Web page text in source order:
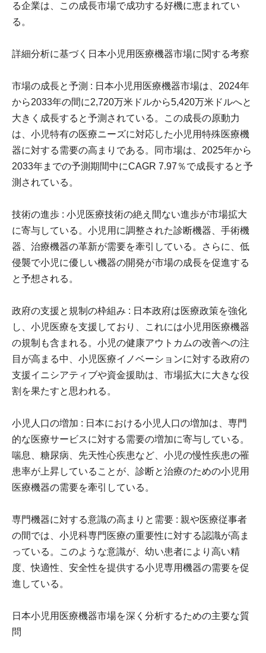
る企業は、この成長市場で成功する好機に恵まれてい
る。
詳細分析に基づく日本小児用医療機器市場に関する考察
市場の成長と予測 : 日本小児用医療機器市場は、2024年
から2033年の間に2,720万米ドルから5,420万米ドルへと
大きく成長すると予測されている。この成長の原動力
は、小児特有の医療ニーズに対応した小児用特殊医療機
器に対する需要の高まりである。同市場は、2025年から
2033年までの予測期間中にCAGR 7.97％で成長すると予
測されている。
技術の進歩 : 小児医療技術の絶え間ない進歩が市場拡大
に寄与している。小児用に調整された診断機器、手術機
器、治療機器の革新が需要を牽引している。さらに、低
侵襲で小児に優しい機器の開発が市場の成長を促進する
と予想される。
政府の支援と規制の枠組み : 日本政府は医療政策を強化
し、小児医療を支援しており、これには小児用医療機器
の規制も含まれる。小児の健康アウトカムの改善への注
目が高まる中、小児医療イノベーションに対する政府の
支援イニシアティブや資金援助は、市場拡大に大きな役
割を果たすと思われる。
小児人口の増加 : 日本における小児人口の増加は、専門
的な医療サービスに対する需要の増加に寄与している。
喘息、糖尿病、先天性心疾患など、小児の慢性疾患の罹
患率が上昇していることが、診断と治療のための小児用
医療機器の需要を牽引している。
専門機器に対する意識の高まりと需要 : 親や医療従事者
の間では、小児科専門医療の重要性に対する認識が高ま
っている。このような意識が、幼い患者により高い精
度、快適性、安全性を提供する小児専用機器の需要を促
進している。
日本小児用医療機器市場を深く分析するための主要な質
問